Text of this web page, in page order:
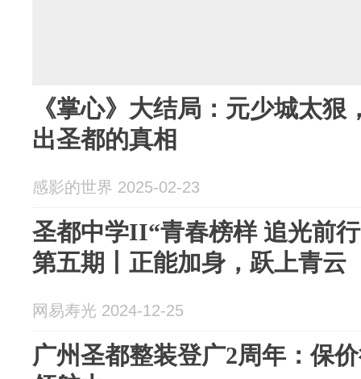
《掌心》大结局：元少城太
出圣都的真相
感影的世界 2025-02-23
圣都中学II“青春榜样 追光前
第五期丨正能加身，跃上青云
网易寿光 2024-12-25
广州圣都整装登广2周年：保